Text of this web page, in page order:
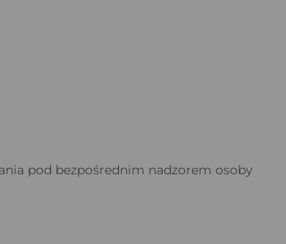
pod bezpośrednim nadzorem osoby